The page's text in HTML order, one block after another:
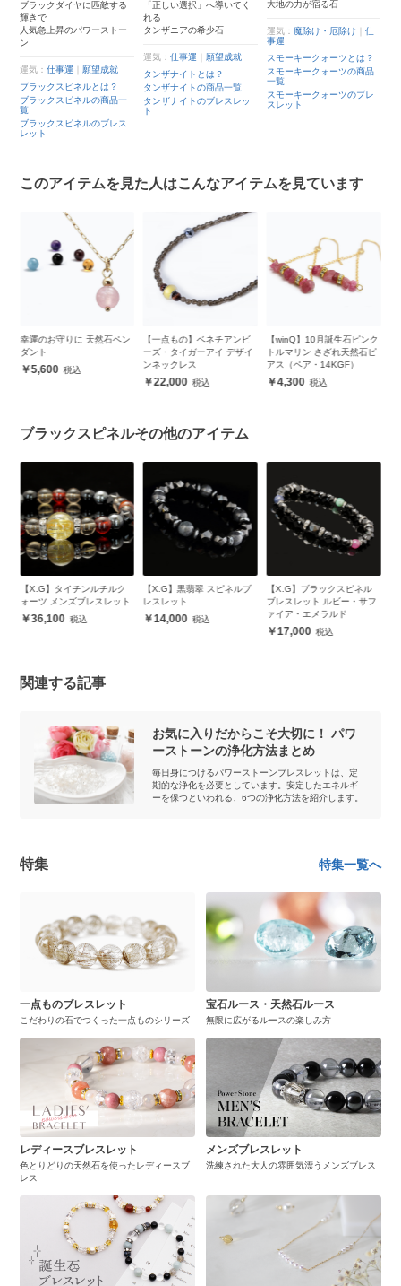
ブラックダイヤに匹敵する
輝きで
人気急上昇のパワーストー
ン
運気：仕事運
願望成就
ブラックスピネルとは？
ブラックスピネルの商品一
覧
ブラックスピネルのブレス
レット
「正しい選択」へ導いてく
れる
タンザニアの希少石
運気：仕事運
願望成就
タンザナイトとは？
タンザナイトの商品一覧
タンザナイトのブレスレッ
ト
大地の力が宿る石
運気： 魔除け・厄除け
仕
事運
スモーキークォーツとは？
スモーキークォーツの商品
一覧
スモーキークォーツのブレ
スレット
このアイテムを見た人はこんなアイテムを見ています
幸運のお守りに 天然石ペン
ダント
5,600
【一点もの】ベネチアンビ
ーズ・タイガーアイ デザイ
ンネックレス
22,000
【winQ】10月誕生石ピンク
トルマリン さざれ天然石ピ
アス（ペア・14KGF）
4,300
ブラックスピネルその他のアイテム
【X.G】タイチンルチルク
ォーツ メンズブレスレット
36,100
【X.G】黒翡翠 スピネルブ
レスレット
14,000
【X.G】ブラックスピネル
ブレスレット ルビー・サフ
ァイア・エメラルド
17,000
関連する記事
お気に入りだからこそ大切に！ パワ
ーストーンの浄化方法まとめ
毎日身につけるパワーストーンブレスレットは、定
期的な浄化を必要としています。安定したエネルギ
ーを保つといわれる、6つの浄化方法を紹介します。
特集 特集一覧へ
一点ものブレスレット
こだわりの石でつくった一点ものシリーズ
宝石ルース・天然石ルース
無限に広がるルースの楽しみ方
レディースブレスレット
色とりどりの天然石を使ったレディースブ
レス
メンズブレスレット
洗練された大人の雰囲気漂うメンズブレス